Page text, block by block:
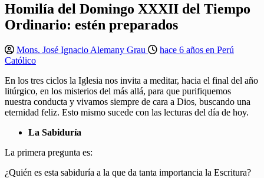
Homilía del Domingo XXXII del Tiempo
Ordinario: estén preparados
Mons. José Ignacio Alemany Grau
hace 6 años en Perú
Católico
En los tres ciclos la Iglesia nos invita a meditar, hacia el final del año
litúrgico, en los misterios del más allá, para que purifiquemos
nuestra conducta y vivamos siempre de cara a Dios, buscando una
eternidad feliz. Esto mismo sucede con las lecturas del día de hoy.
La Sabiduría
La primera pregunta es:
¿Quién es esta sabiduría a la que da tanta importancia la Escritura?